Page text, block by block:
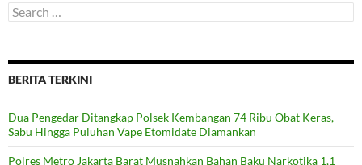
Search
for:
BERITA TERKINI
Dua Pengedar Ditangkap Polsek Kembangan 74 Ribu Obat Keras,
Sabu Hingga Puluhan Vape Etomidate Diamankan
Polres Metro Jakarta Barat Musnahkan Bahan Baku Narkotika 1,1